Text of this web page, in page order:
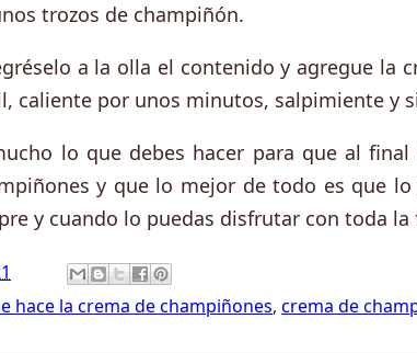
trozos de champiñón.
a la olla el contenido y agregue la
caliente por unos minutos, salpimiente y
lo que debes hacer para que al
y que lo mejor de todo es que lo
y cuando lo puedas disfrutar con toda la
hace la crema de champiñones, crema de